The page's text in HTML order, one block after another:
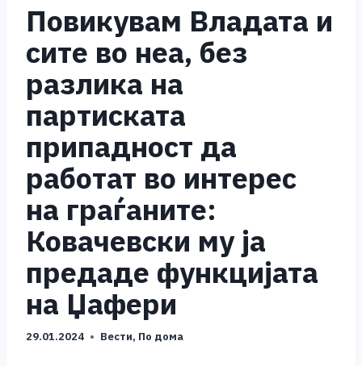
Повикувам Владата и
сите во неа, без
разлика на
партиската
припадност да
работат во интерес
на граѓаните:
Ковачевски му ја
предаде функцијата
на Џафери
29.01.2024 Вести, По дома